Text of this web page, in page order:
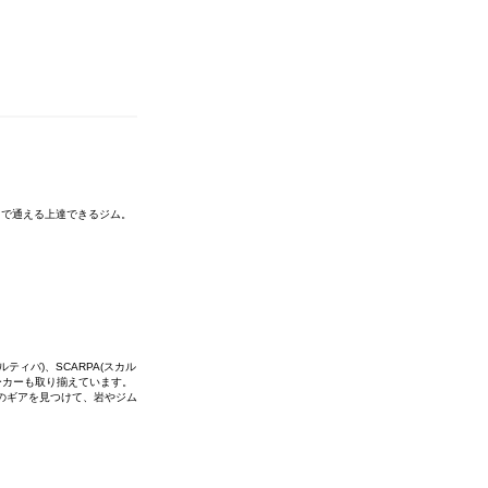
通える上達できるジム。
ティバ)、SCARPA(スカル
ーも取り揃えています。
ギアを見つけて、岩やジム